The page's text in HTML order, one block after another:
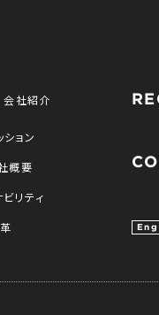
会社紹介
ション
概要
リティ